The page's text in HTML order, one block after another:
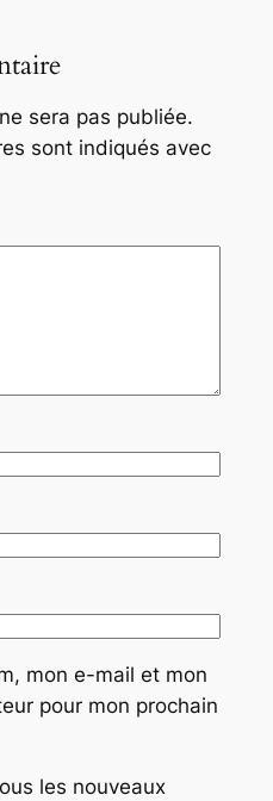
sera pas publiée.
sont indiqués avec
mon e-mail et mon
pour mon prochain
les nouveaux